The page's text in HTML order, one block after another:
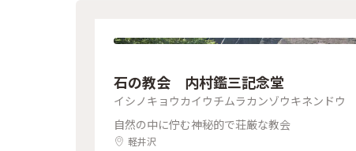
石の教会 内村鑑三記念堂
イシノキョウカイウチムラカンゾウキネンドウ
自然の中に佇む神秘的で荘厳な教会
軽井沢